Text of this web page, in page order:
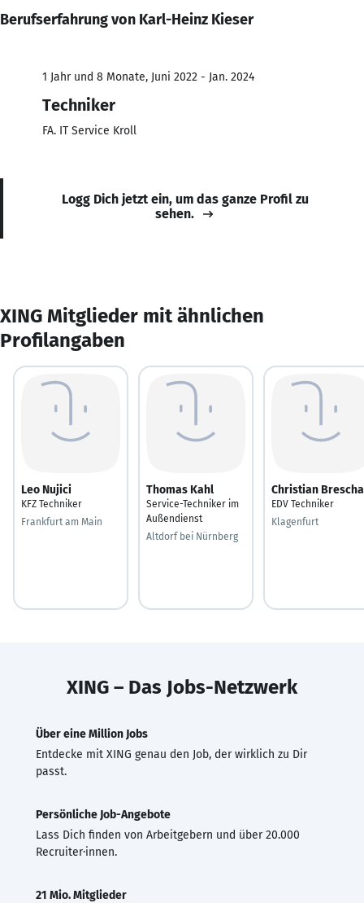
Berufserfahrung von Karl-Heinz Kieser
1 Jahr und 8 Monate, Juni 2022 - Jan. 2024
Techniker
FA. IT Service Kroll
Logg Dich jetzt ein, um das ganze Profil zu
sehen.
XING Mitglieder mit ähnlichen
Profilangaben
Leo Nujici
KFZ Techniker
Frankfurt am Main
Thomas Kahl
Service-Techniker im
Außendienst
Altdorf bei Nürnberg
Christian
EDV Techniker
Klagenfurt
XING – Das Jobs-Netzwerk
Über eine Million Jobs
Entdecke mit XING genau den Job, der wirklich zu Dir
passt.
Persönliche Job-Angebote
Lass Dich finden von Arbeitgebern und über 20.000
Recruiter·innen.
21 Mio. Mitglieder